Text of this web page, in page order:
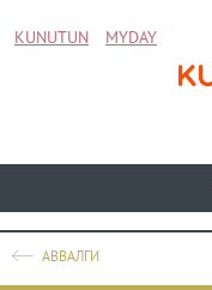
KUNUTUN MYDAY
АВВАЛГИ